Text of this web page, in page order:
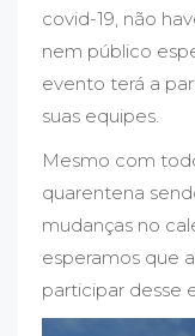
covid-19, não
nem público
evento terá a
suas equipes.
Mesmo com
quarentena
mudanças no
esperamos que
participar desse